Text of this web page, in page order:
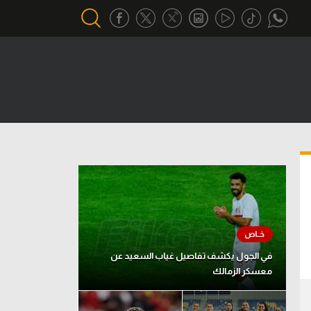
تحقيق في الجول
تقرير في الجول
تحليل في الجول
حكايات في الجول
كويز في الجول
فيديو في الجول
في الجول يكشف تفاصيل غياب السعيد عن
معسكر الزمالك